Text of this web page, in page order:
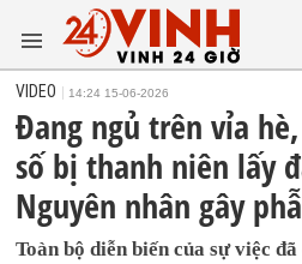
VIDEO 14:24 15-06-2026
Đang ngủ trên vỉa
số bị thanh niên lấy
Nguyên nhân gây
Toàn bộ diễn biến của sự việc